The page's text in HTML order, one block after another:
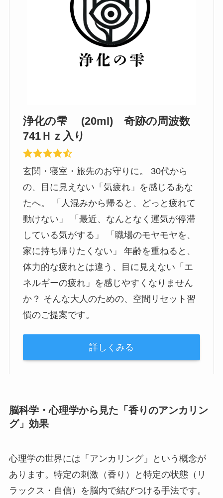
浄化の雫 (20ml) 奇跡の周波数
741Ｈｚ入り
玄関・寝室・旅先のお守りに。 30代から
の、目に見えない「気疲れ」を感じるあな
たへ。 「人混みから帰ると、どっと疲れて
動けない」 「最近、なんとなく運気が停滞
している気がする」 「職場のモヤモヤを、
家に持ち帰りたくない」 年齢を重ねると、
体力的な疲れとは違う、目に見えない「エ
ネルギーの疲れ」を感じやすくなりません
か？ そんな大人のための、空間リセット習
慣のご提案です。
詳しくみる
脳科学・心理学から見た「香りのアンカリン
グ」効果
心理学の世界には「アンカリング」という概念が
あります。特定の刺激（香り）と特定の状態（リ
ラックス・自信）を脳内で結びつける手法です。